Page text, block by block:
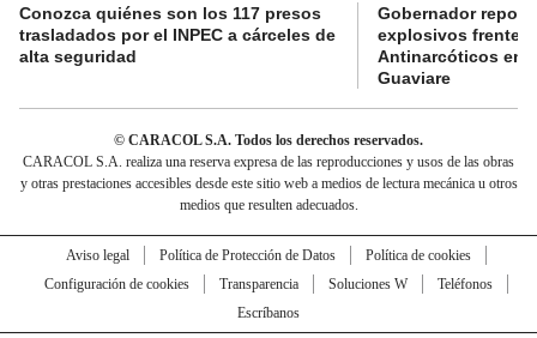
Conozca quiénes son los 117 presos
trasladados por el INPEC a cárceles de
alta seguridad
Gobernador
explosivos frente a
Antinarcóticos en
Guaviare
© CARACOL S.A. Todos los derechos reservados.
CARACOL S.A. realiza una reserva expresa de las reproducciones y usos de las obras
y otras prestaciones accesibles desde este sitio web a medios de lectura mecánica u otros
medios que resulten adecuados.
Aviso legal Política de Protección de Datos
Política de cookies
Configuración de cookies
Transparencia Soluciones W
Teléfonos
Escríbanos